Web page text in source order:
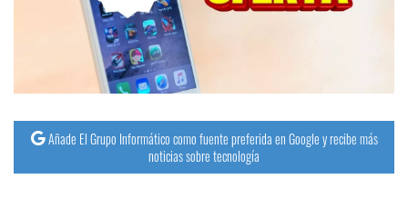
Añade El Grupo Informático como fuente preferida en Google y recibe más
noticias sobre tecnología